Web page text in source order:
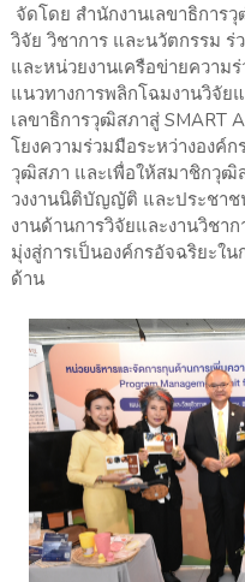
จัดโดย สำนักงานเลขาธิการ
วิจัย วิชาการ และนวัตกรรม ร่
และหน่วยงานเครือข่ายความ
แนวทางการพลิกโฉมงานวิจัย
เลขาธิการวุฒิสภาสู่ SMART
โยงความร่วมมือระหว่างองค์
วุฒิสภา และเพื่อให้สมาชิกวุฒิ
วงงานนิติบัญญัติ และประชา
งานด้านการวิจัยและงานวิชา
มุ่งสู่การเป็นองค์กรอัจฉริยะใ
ด้าน